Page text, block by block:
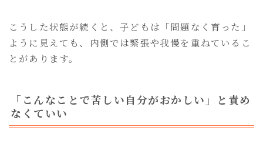
こうした状態が続くと、子どもは「問題なく育った」
ように見えても、内側では緊張や我慢を重ねているこ
とがあります。
「こんなことで苦しい自分がおかしい」と責め
なくていい